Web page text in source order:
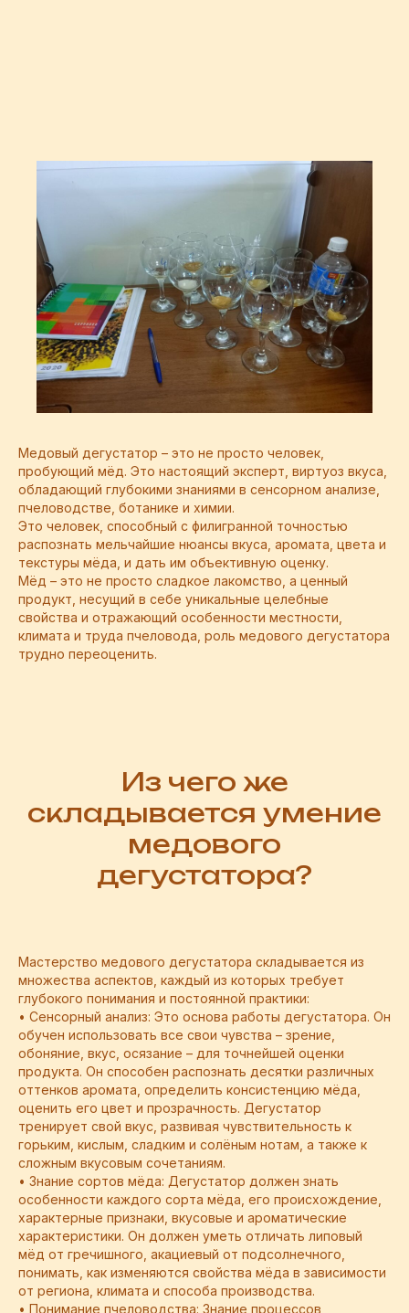
Медовый дегустатор – это не просто человек,
пробующий мёд. Это настоящий эксперт, виртуоз вкуса,
обладающий глубокими знаниями в сенсорном анализе,
пчеловодстве, ботанике и химии.
Это человек, способный с филигранной точностью
распознать мельчайшие нюансы вкуса, аромата, цвета и
текстуры мёда, и дать им объективную оценку.
Мёд – это не просто сладкое лакомство, а ценный
продукт, несущий в себе уникальные целебные
свойства и отражающий особенности местности,
климата и труда пчеловода, роль медового дегустатора
трудно переоценить.
Из чего же
складывается умение
медового
дегустатора?
Мастерство медового дегустатора складывается из
множества аспектов, каждый из которых требует
глубокого понимания и постоянной практики:
• Сенсорный анализ: Это основа работы дегустатора. Он
обучен использовать все свои чувства – зрение,
обоняние, вкус, осязание – для точнейшей оценки
продукта. Он способен распознать десятки различных
оттенков аромата, определить консистенцию мёда,
оценить его цвет и прозрачность. Дегустатор
тренирует свой вкус, развивая чувствительность к
горьким, кислым, сладким и солёным нотам, а также к
сложным вкусовым сочетаниям.
• Знание сортов мёда: Дегустатор должен знать
особенности каждого сорта мёда, его происхождение,
характерные признаки, вкусовые и ароматические
характеристики. Он должен уметь отличать липовый
мёд от гречишного, акациевый от подсолнечного,
понимать, как изменяются свойства мёда в зависимости
от региона, климата и способа производства.
• Понимание пчеловодства: Знание процессов,